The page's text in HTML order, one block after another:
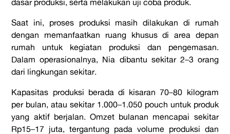
dasar produksi, serta melakukan uji coba produk.
Saat ini, proses produksi masih dilakukan di rumah
dengan memanfaatkan ruang khusus di area depan
rumah untuk kegiatan produksi dan pengemasan.
Dalam operasionalnya, Nia dibantu sekitar 2–3 orang
dari lingkungan sekitar.
Kapasitas produksi berada di kisaran 70–80 kilogram
per bulan, atau sekitar 1.000–1.050 pouch untuk produk
yang aktif berjalan. Omzet bulanan mencapai sekitar
Rp15–17 juta, tergantung pada volume produksi dan